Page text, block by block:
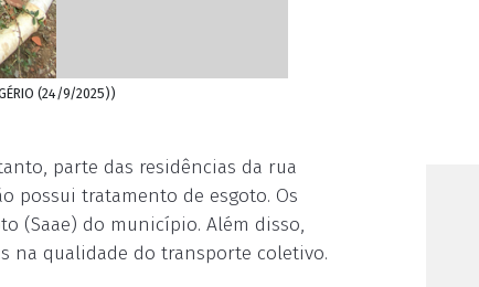
(24/9/2025))
parte das residências da rua
possui tratamento de esgoto. Os
(Saae) do município. Além disso,
na qualidade do transporte coletivo.